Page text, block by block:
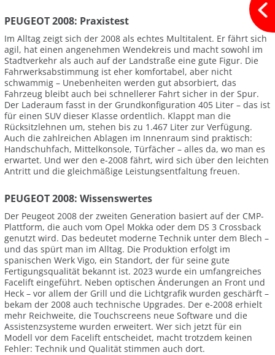
PEUGEOT 2008: Praxistest
Im Alltag zeigt sich der 2008 als echtes Multitalent. Er fährt sich
agil, hat einen angenehmen Wendekreis und macht sowohl im
Stadtverkehr als auch auf der Landstraße eine gute Figur. Die
Fahrwerksabstimmung ist eher komfortabel, aber nicht
schwammig – Unebenheiten werden gut absorbiert, das
Fahrzeug bleibt auch bei schnellerer Fahrt sicher in der Spur.
Der Laderaum fasst in der Grundkonfiguration 405 Liter – das ist
für einen SUV dieser Klasse ordentlich. Klappt man die
Rücksitzlehnen um, stehen bis zu 1.467 Liter zur Verfügung.
Auch die zahlreichen Ablagen im Innenraum sind praktisch:
Handschuhfach, Mittelkonsole, Türfächer – alles da, wo man es
erwartet. Und wer den e-2008 fährt, wird sich über den leichten
Antritt und die gleichmäßige Leistungsentfaltung freuen.
PEUGEOT 2008: Wissenswertes
Der Peugeot 2008 der zweiten Generation basiert auf der CMP-
Plattform, die auch vom Opel Mokka oder dem DS 3 Crossback
genutzt wird. Das bedeutet moderne Technik unter dem Blech –
und das spürt man im Alltag. Die Produktion erfolgt im
spanischen Werk Vigo, ein Standort, der für seine gute
Fertigungsqualität bekannt ist. 2023 wurde ein umfangreiches
Facelift eingeführt. Neben optischen Änderungen an Front und
Heck – vor allem der Grill und die Lichtgrafik wurden geschärft –
bekam der 2008 auch technische Upgrades. Der e-2008 erhielt
mehr Reichweite, die Touchscreens neue Software und die
Assistenzsysteme wurden erweitert. Wer sich jetzt für ein
Modell vor dem Facelift entscheidet, macht trotzdem keinen
Fehler: Technik und Qualität stimmen auch dort.